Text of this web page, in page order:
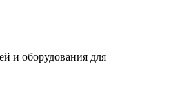
и оборудования для